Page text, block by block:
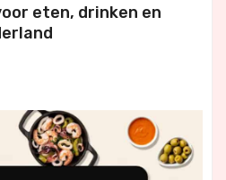
eten, drinken en